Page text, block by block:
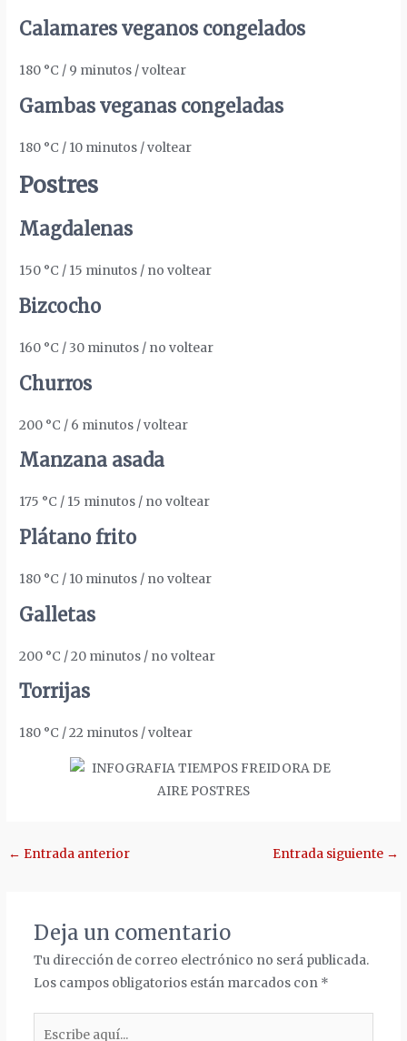
Calamares veganos congelados
180 °C / 9 minutos / voltear
Gambas veganas congeladas
180 °C / 10 minutos / voltear
Postres
Magdalenas
150 °C / 15 minutos / no voltear
Bizcocho
160 °C / 30 minutos / no voltear
Churros
200 °C / 6 minutos / voltear
Manzana asada
175 °C / 15 minutos / no voltear
Plátano frito
180 °C / 10 minutos / no voltear
Galletas
200 °C / 20 minutos / no voltear
Torrijas
180 °C / 22 minutos / voltear
Navegación
← Entrada anterior Entrada siguiente →
Deja un comentario
Tu dirección de correo electrónico no será publicada.
Los campos obligatorios están marcados con *